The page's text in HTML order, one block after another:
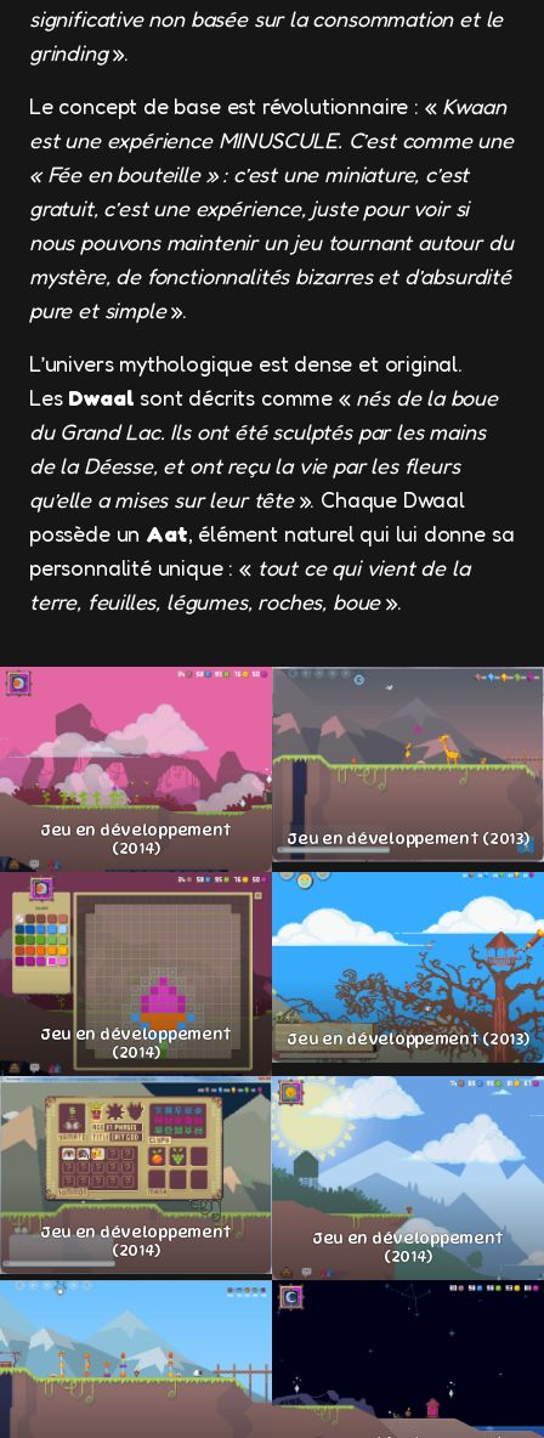
significative non basée sur la consommation et le
grinding».
Le concept de base est révolutionnaire : « Kwaan
est une expérience MINUSCULE. C’est comme une
« Fée en bouteille » : c’est une miniature, c’est
gratuit, c’est une expérience, juste pour voir si
nous pouvons maintenir un jeu tournant autour du
mystère, de fonctionnalités bizarres et d’absurdité
pure et simple».
L’univers mythologique est dense et original.
Les Dwaal sont décrits comme « nés de la boue
du Grand Lac. Ils ont été sculptés par les mains
de la Déesse, et ont reçu la vie par les fleurs
qu’elle a mises sur leur tête». Chaque Dwaal
possède un Aat, élément naturel qui lui donne sa
personnalité unique : « tout ce qui vient de la
terre, feuilles, légumes, roches, boue».
Jeu en développement
(2014)
Jeu en développement (2013)
Jeu en développement
(2014)
Jeu en développement (2013)
Jeu en développement
(2014)
Jeu en développement
(2014)